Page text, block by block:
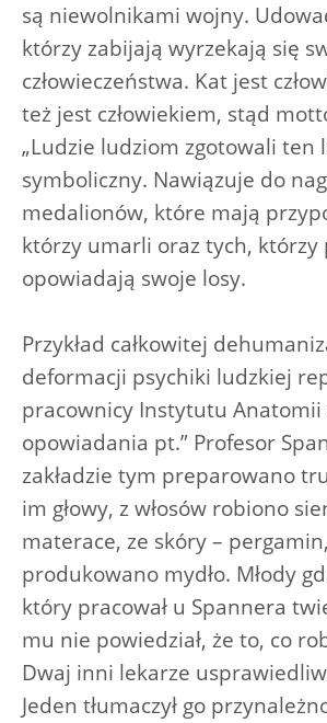
są niewolnikami wojny.
którzy zabijają wyrzekają się
człowieczeństwa. Kat jest
też jest człowiekiem, stąd
„Ludzie ludziom zgotowali ten
symboliczny. Nawiązuje do
medalionów, które mają
którzy umarli oraz tych, którzy
opowiadają swoje losy.
Przykład całkowitej
deformacji psychiki ludzkiej
pracownicy Instytutu Anatomii
opowiadania pt.” Profesor
zakładzie tym preparowano
im głowy, z włosów robiono
materace, ze skóry –
produkowano mydło. Młody
który pracował u Spannera
mu nie powiedział, że to, co
Dwaj inni lekarze
Jeden tłumaczył go